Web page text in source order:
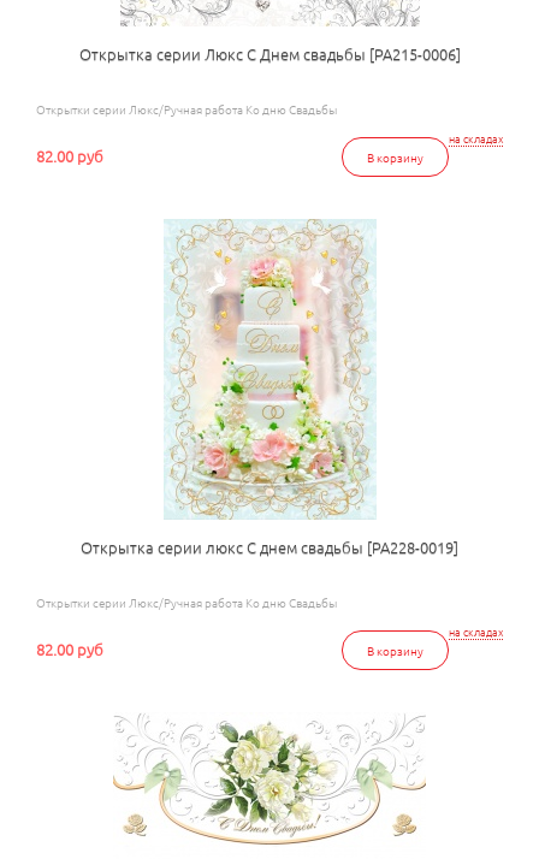
Открытка серии Люкс С Днем свадьбы [РА215-0006]
Открытки серии Люкс/Ручная работа Ко дню Свадьбы
на складах
В корзину
82.00 руб
Открытка серии люкс С днем свадьбы [РА228-0019]
Открытки серии Люкс/Ручная работа Ко дню Свадьбы
на складах
В корзину
82.00 руб